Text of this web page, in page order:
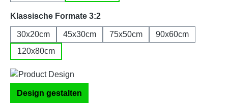
Klassische Formate 3:2
30x20cm 45x30cm 75x50cm
90x60cm
120x80cm
Design gestalten